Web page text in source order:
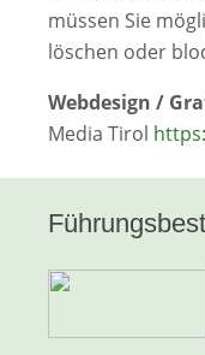
müssen Sie
löschen oder
Webdesign /
Media Tirol